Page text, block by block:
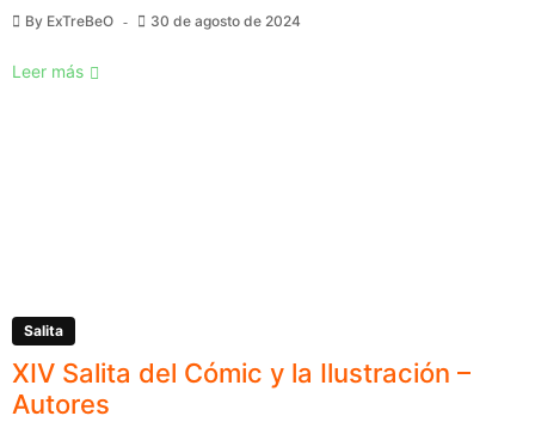
By ExTreBeO 30 de agosto de 2024
Leer más
Salita
XIV Salita del Cómic y la Ilustración –
Autores